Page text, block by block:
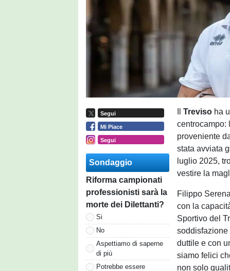
Segui
Mi Piace
Segui
Sondaggio
Riforma campionati
professionisti sarà la
morte dei Dilettanti?
Si
No
Aspettiamo di saperne
di più
Potrebbe essere
IlTreviso ha
centrocampo:
proveniente
stata avviata
luglio 2025,
vestire la
Filippo
con la
Sportivo del
soddisfazione
duttile e con
siamo felici
non solo